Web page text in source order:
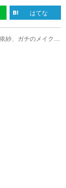
はてな
、ガチのメイク動
んって…」